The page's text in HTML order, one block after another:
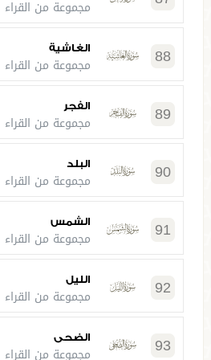
مجموعة من القراء
88 الغاشية
مجموعة من القراء
89 الفجر
مجموعة من القراء
90 البلد
مجموعة من القراء
91 الشمس
مجموعة من القراء
92 الليل
مجموعة من القراء
93 الضحى
مجموعة من القراء